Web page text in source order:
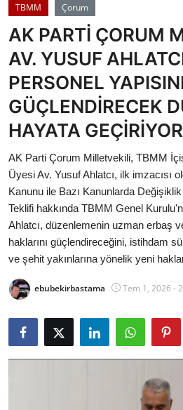
Cumhurbaşkanlığı
Bakanlıklar
Siyasi Partiler
Mülki İdare
Toplum ve Yaşam
Sivil Toplum Kuruluşları
Kamu Kurumları ve Üst Kurullar
Resmi Reklamlar
TBMM Çorum
AK PARTİ ÇORUM
AV. YUSUF
PERSONEL
GÜÇLENDİRECEK
HAYATA
AK Parti Çorum Milletvekili, TBMM
Üyesi Av. Yusuf Ahlatcı, ilk imzacısı
Kanunu ile Bazı Kanunlarda
Teklifi hakkında TBMM Genel
Ahlatcı, düzenlemenin uzman erbaş
haklarını güçlendireceğini, istihdam
ve şehit yakınlarına yönelik yeni
ebubekirbastama Tem 1, 2026 -